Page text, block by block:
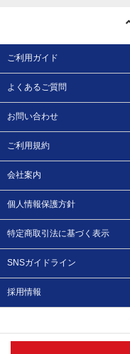
ご利用ガイド
よくあるご質問
お問い合わせ
ご利用規約
会社案内
個人情報保護方針
特定商取引法に基づく表示
SNSガイドライン
採用情報